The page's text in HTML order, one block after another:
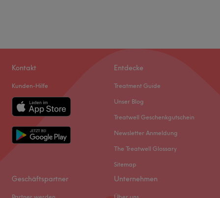
Kontakt
Kunden-Hilfe
Entdecke
Treatment Guide
Unser Blog
Treatwell Geschenkgutschein
Newsletter Anmeldung
The Treatwell Glossary
Sitemap
Geschäftspartner Unternehmen